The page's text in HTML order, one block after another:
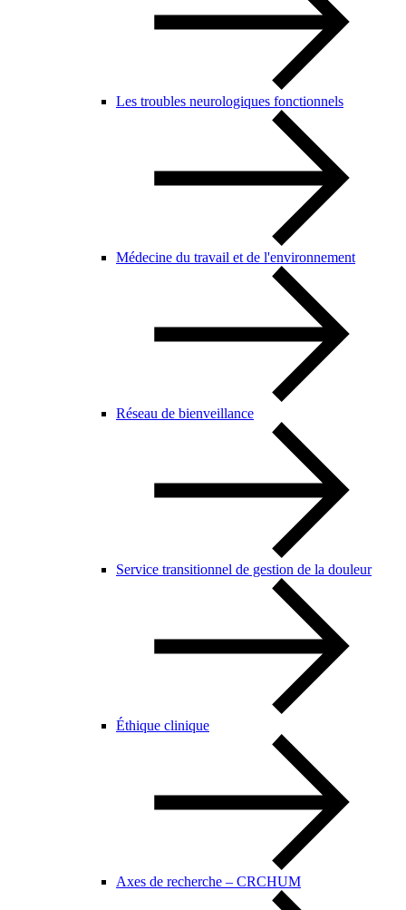
Les troubles neurologiques fonctionnels
Médecine du travail et de l'environnement
Réseau de bienveillance
Service transitionnel de gestion de la douleur
Éthique clinique
Axes de recherche – CRCHUM